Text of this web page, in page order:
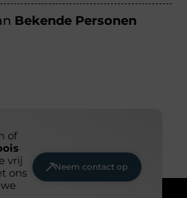
Bekende Personen
of
vrij
ons
Neem contact op